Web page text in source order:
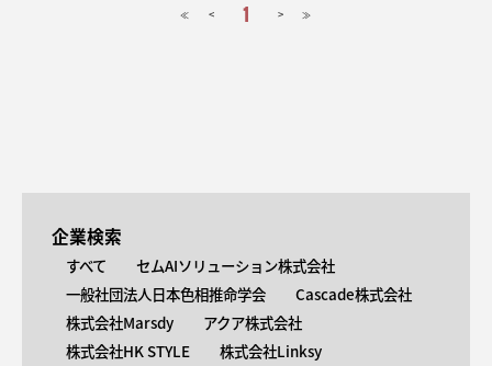
≪ < 1 > ≫
企業検索
すべて
セムAIソリューション株式会社
一般社団法人日本色相推命学会
Cascade株式会社
株式会社Marsdy
アクア株式会社
株式会社HK STYLE
株式会社Linksy